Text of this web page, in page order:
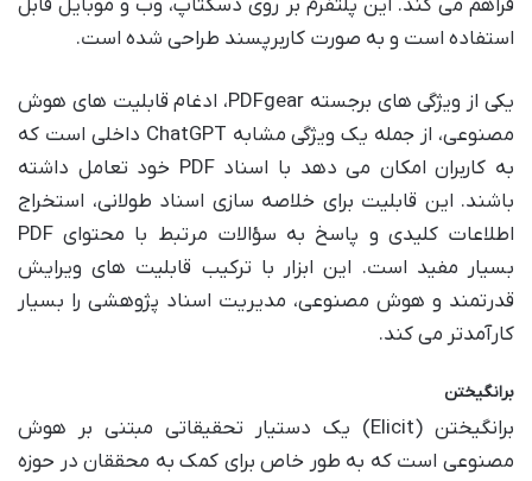
فراهم می کند. این پلتفرم بر روی دسکتاپ، وب و موبایل قابل
استفاده است و به صورت کاربرپسند طراحی شده است.
یکی از ویژگی های برجسته PDFgear، ادغام قابلیت های هوش
مصنوعی، از جمله یک ویژگی مشابه ChatGPT داخلی است که
به کاربران امکان می دهد با اسناد PDF خود تعامل داشته
باشند. این قابلیت برای خلاصه سازی اسناد طولانی، استخراج
اطلاعات کلیدی و پاسخ به سؤالات مرتبط با محتوای PDF
بسیار مفید است. این ابزار با ترکیب قابلیت های ویرایش
قدرتمند و هوش مصنوعی، مدیریت اسناد پژوهشی را بسیار
کارآمدتر می کند.
برانگیختن
برانگیختن (Elicit) یک دستیار تحقیقاتی مبتنی بر هوش
مصنوعی است که به طور خاص برای کمک به محققان در حوزه